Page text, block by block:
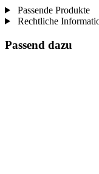
Passende Produkte
Rechtliche
Passend dazu